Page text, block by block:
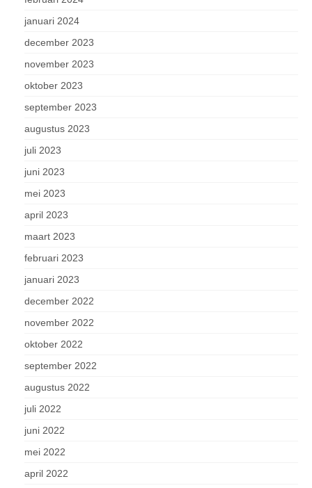
januari 2024
december 2023
november 2023
oktober 2023
september 2023
augustus 2023
juli 2023
juni 2023
mei 2023
april 2023
maart 2023
februari 2023
januari 2023
december 2022
november 2022
oktober 2022
september 2022
augustus 2022
juli 2022
juni 2022
mei 2022
april 2022